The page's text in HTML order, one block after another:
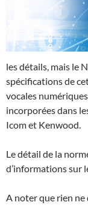
les détails, mais le
spécifications de
vocales
incorporées dans
Icom et Kenwood.
Le détail de la
d’informations sur
A noter que rien